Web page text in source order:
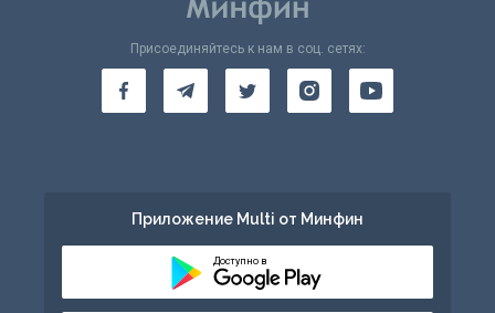
Присоединяйтесь к нам в соц. сетях:
Приложение Multi от Минфин
Доступно в